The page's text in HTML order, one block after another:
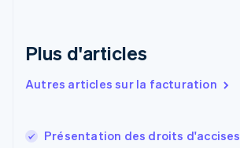
Plus d'articles
Autres articles sur la facturation
Présentation des droits d'accises
Español English
English
Finlande